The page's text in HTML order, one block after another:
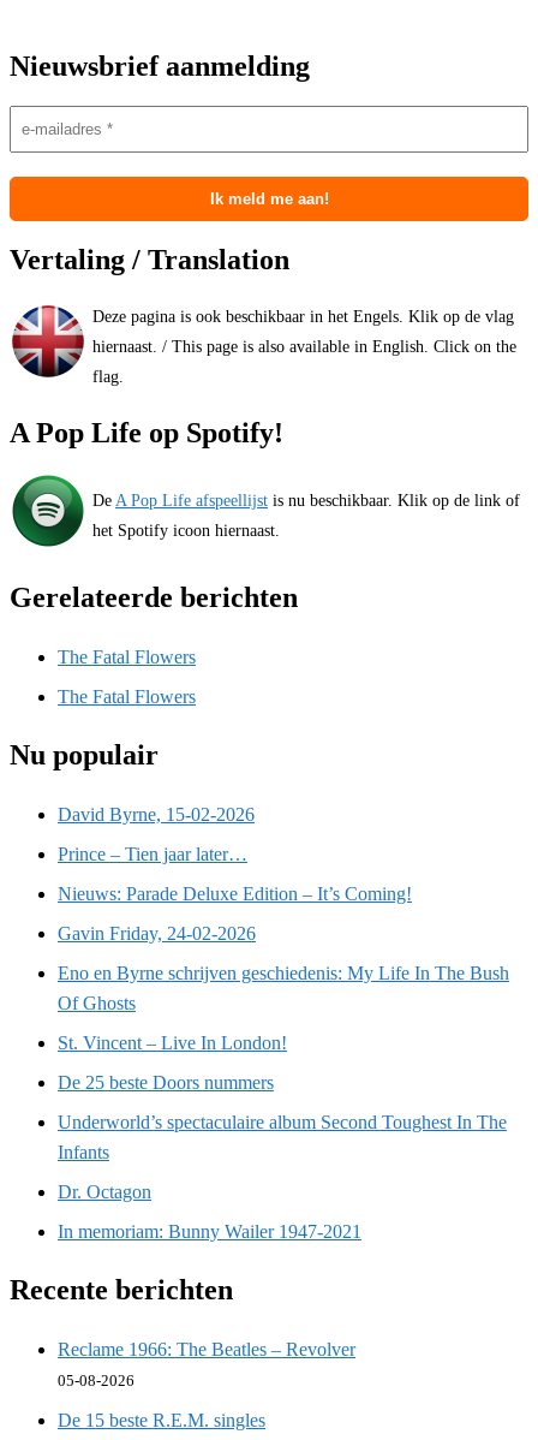
Nieuwsbrief aanmelding
Vertaling / Translation
Deze pagina is ook beschikbaar in het Engels. Klik op de vlag
hiernaast. / This page is also available in English. Click on the
flag.
A Pop Life op Spotify!
De A Pop Life afspeellijst is nu beschikbaar. Klik op de link of
het Spotify icoon hiernaast.
Gerelateerde berichten
The Fatal Flowers
The Fatal Flowers
Nu populair
David Byrne, 15-02-2026
Prince – Tien jaar later…
Nieuws: Parade Deluxe Edition – It’s Coming!
Gavin Friday, 24-02-2026
Eno en Byrne schrijven geschiedenis: My Life In The Bush
Of Ghosts
St. Vincent – Live In London!
De 25 beste Doors nummers
Underworld’s spectaculaire album Second Toughest In The
Infants
Dr. Octagon
In memoriam: Bunny Wailer 1947-2021
Recente berichten
Reclame 1966: The Beatles – Revolver
05-08-2026
De 15 beste R.E.M. singles